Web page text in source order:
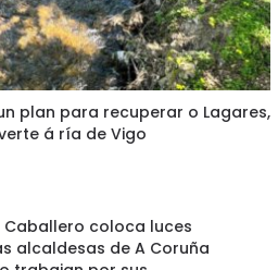
plan para recuperar o Lagares,
á ría de Vigo
Caballero coloca luces
alcaldesas de A Coruña